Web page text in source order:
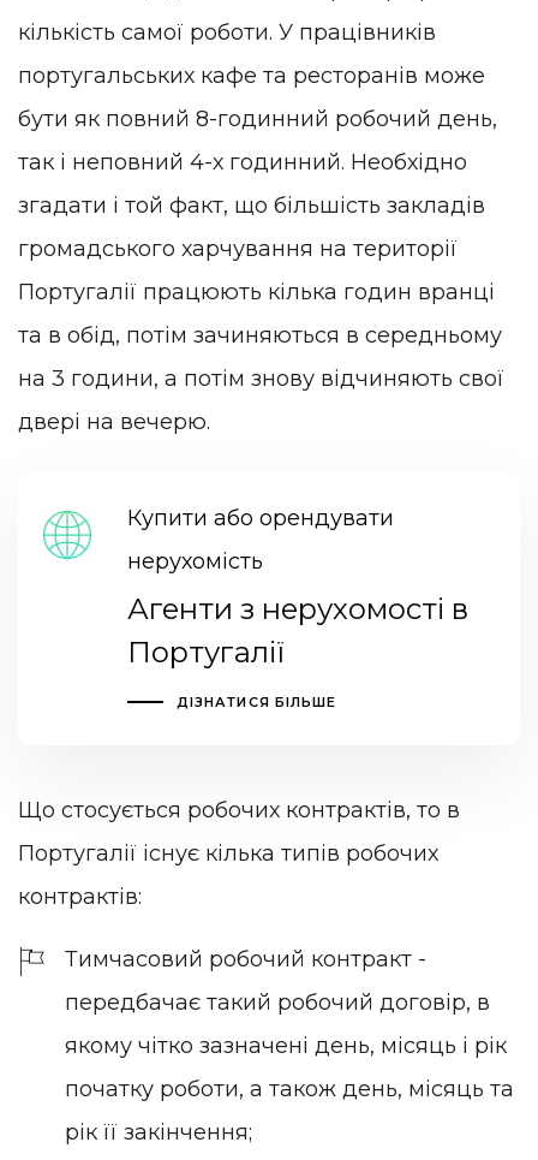
кількість самої роботи. У працівників
португальських кафе та ресторанів може
бути як повний 8-годинний робочий день,
так і неповний 4-х годинний. Необхідно
згадати і той факт, що більшість закладів
громадського харчування на території
Португалії працюють кілька годин вранці
та в обід, потім зачиняються в середньому
на 3 години, а потім знову відчиняють свої
двері на вечерю.
Купити або орендувати
нерухомість
Агенти з нерухомості в
Португалії
ДІЗНАТИСЯ БІЛЬШЕ
Що стосується робочих контрактів, то в
Португалії існує кілька типів робочих
контрактів:
Тимчасовий робочий контракт -
передбачає такий робочий договір, в
якому чітко зазначені день, місяць і рік
початку роботи, а також день, місяць та
рік її закінчення;